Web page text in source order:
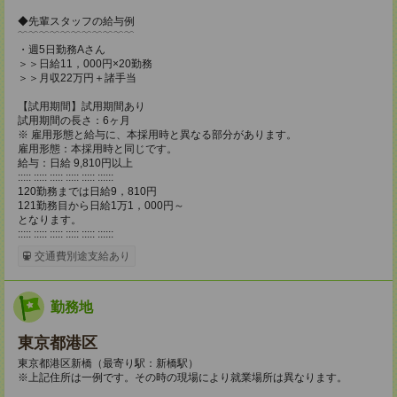
◆先輩スタッフの給与例
﹋﹋﹋﹋﹋﹋﹋﹋﹋﹋﹋
・週5日勤務Aさん
＞＞日給11，000円×20勤務
＞＞月収22万円＋諸手当
【試用期間】試用期間あり
試用期間の長さ：6ヶ月
※ 雇用形態と給与に、本採用時と異なる部分があります。
雇用形態：本採用時と同じです。
給与：日給 9,810円以上
::::: ::::: ::::: ::::: ::::: ::::::
120勤務までは日給9，810円
121勤務目から日給1万1，000円～
となります。
::::: ::::: ::::: ::::: ::::: ::::::
交通費別途支給あり
勤務地
東京都港区
東京都港区新橋（最寄り駅：新橋駅）
※上記住所は一例です。その時の現場により就業場所は異なります。